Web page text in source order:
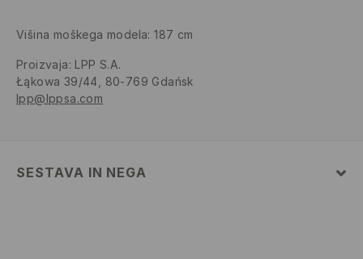
Višina moškega modela: 187 cm
Proizvaja: LPP S.A.
Łąkowa 39/44, 80-769 Gdańsk
lpp@lppsa.com
SESTAVA IN NEGA